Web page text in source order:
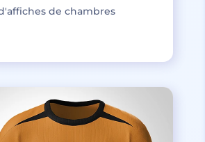
de chambres